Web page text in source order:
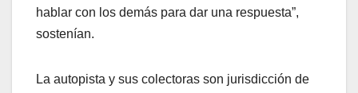
hablar con los demás para dar una respuesta”,
sostenían.
La autopista y sus colectoras son jurisdicción de